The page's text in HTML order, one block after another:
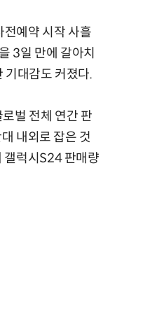
예약 시작 사흘
3일 만에 갈아치
기대감도 커졌다.
벌 전체 연간 판
내외로 잡은 것
갤럭시S24 판매량